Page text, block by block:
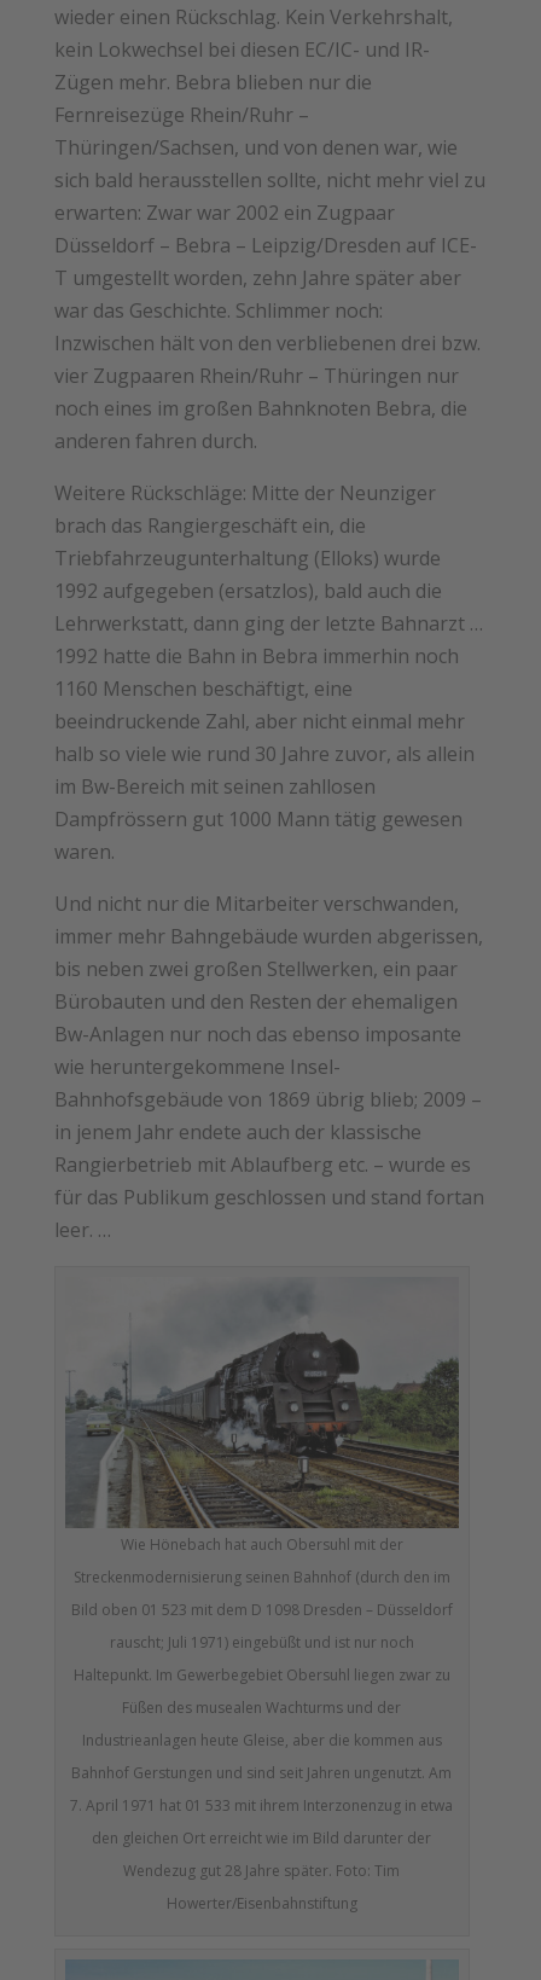
wieder einen Rückschlag. Kein Verkehrshalt,
kein Lokwechsel bei diesen EC/IC- und IR-
Zügen mehr. Bebra blieben nur die
Fernreisezüge Rhein/Ruhr –
Thüringen/Sachsen, und von denen war, wie
sich bald herausstellen sollte, nicht mehr viel zu
erwarten: Zwar war 2002 ein Zugpaar
Düsseldorf – Bebra – Leipzig/Dresden auf ICE-
T umgestellt worden, zehn Jahre später aber
war das Geschichte. Schlimmer noch:
Inzwischen hält von den verbliebenen drei bzw.
vier Zugpaaren Rhein/Ruhr – Thüringen nur
noch eines im großen Bahnknoten Bebra, die
anderen fahren durch.
Weitere Rückschläge: Mitte der Neunziger
brach das Rangiergeschäft ein, die
Triebfahrzeugunterhaltung (Elloks) wurde
1992 aufgegeben (ersatzlos), bald auch die
Lehrwerkstatt, dann ging der letzte Bahnarzt …
1992 hatte die Bahn in Bebra immerhin noch
1160 Menschen beschäftigt, eine
beeindruckende Zahl, aber nicht einmal mehr
halb so viele wie rund 30 Jahre zuvor, als allein
im Bw-Bereich mit seinen zahllosen
Dampfrössern gut 1000 Mann tätig gewesen
waren.
Und nicht nur die Mitarbeiter verschwanden,
immer mehr Bahngebäude wurden abgerissen,
bis neben zwei großen Stellwerken, ein paar
Bürobauten und den Resten der ehemaligen
Bw-Anlagen nur noch das ebenso imposante
wie heruntergekommene Insel-
Bahnhofsgebäude von 1869 übrig blieb; 2009 –
in jenem Jahr endete auch der klassische
Rangierbetrieb mit Ablaufberg etc. – wurde es
für das Publikum geschlossen und stand fortan
leer. …
Wie Hönebach hat auch Obersuhl mit der
Streckenmodernisierung seinen Bahnhof (durch den im
Bild oben 01 523 mit dem D 1098 Dresden – Düsseldorf
rauscht; Juli 1971) eingebüßt und ist nur noch
Haltepunkt. Im Gewerbegebiet Obersuhl liegen zwar zu
Füßen des musealen Wachturms und der
Industrieanlagen heute Gleise, aber die kommen aus
Bahnhof Gerstungen und sind seit Jahren ungenutzt. Am
7. April 1971 hat 01 533 mit ihrem Interzonenzug in etwa
den gleichen Ort erreicht wie im Bild darunter der
Wendezug gut 28 Jahre später. Foto: Tim
Howerter/Eisenbahnstiftung